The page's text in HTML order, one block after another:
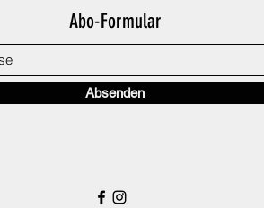
Abo-Formular
Absenden